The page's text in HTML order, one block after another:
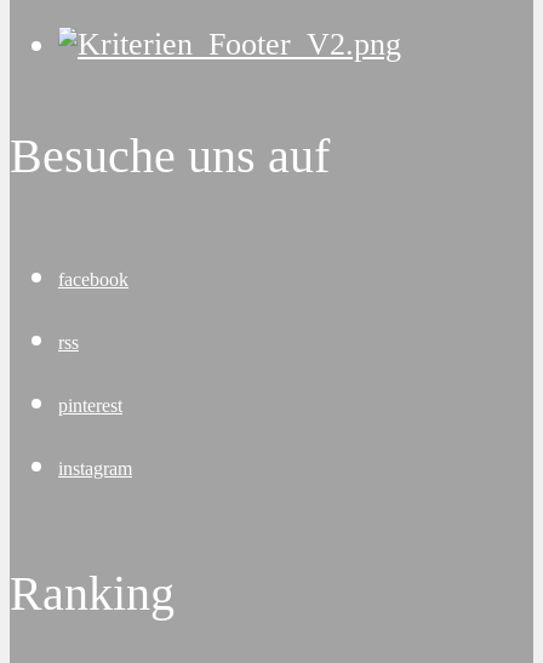
Besuche uns auf
facebook
rss
pinterest
instagram
Ranking